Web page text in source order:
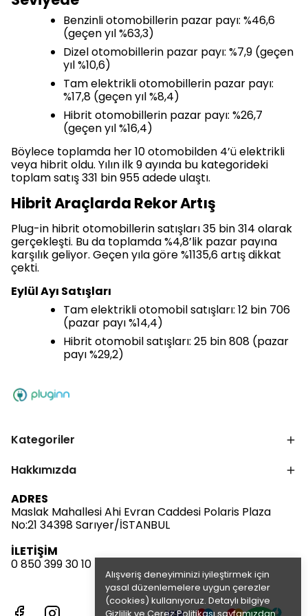
Alışveriş deneyiminizi iyileştirmek için
yasal düzenlemelere uygun çerezler
(cookies) kullanıyoruz. Detaylı bilgiye
Benzinli otomobillerin pazar payı: %46,6
(geçen yıl %63,3)
Dizel otomobillerin pazar payı: %7,9 (geçen
yıl %10,6)
Tam elektrikli otomobillerin pazar payı:
%17,8 (geçen yıl %8,4)
Hibrit otomobillerin pazar payı: %26,7
(geçen yıl %16,4)
Böylece toplamda her 10 otomobilden 4’ü elektrikli
veya hibrit oldu. Yılın ilk 9 ayında bu kategorideki
toplam satış 331 bin 955 adede ulaştı.
Hibrit Araçlarda Rekor Artış
Plug-in hibrit otomobillerin satışları 35 bin 314 olarak
gerçekleşti. Bu da toplamda %4,8’lik pazar payına
karşılık geliyor. Geçen yıla göre %1135,6 artış dikkat
çekti.
Eylül Ayı Satışları
Tam elektrikli otomobil satışları: 12 bin 706
(pazar payı %14,4)
Hibrit otomobil satışları: 25 bin 808 (pazar
payı %29,2)
Kategoriler
Hakkımızda
ADRES
Maslak Mahallesi Ahi Evran Caddesi Polaris Plaza
No:21 34398 Sarıyer/İSTANBUL
İLETİŞİM
0 850 399 30 10